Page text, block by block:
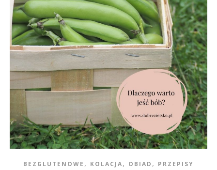
BEZGLUTENOWE , KOLACJA, OBIAD , PRZEPISY